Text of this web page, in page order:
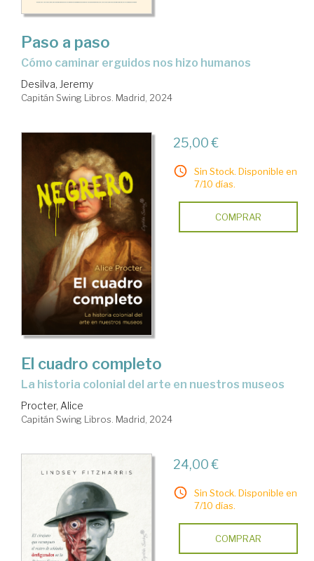
Paso a paso
Cómo caminar erguidos nos hizo humanos
Desilva, Jeremy
Capitán Swing Libros. Madrid, 2024
25,00 €
Sin Stock. Disponible en
7/10 días.
COMPRAR
El cuadro completo
la historia colonial del arte en nuestros museos
Procter, Alice
Capitán Swing Libros. Madrid, 2024
24,00 €
Sin Stock. Disponible en
7/10 días.
COMPRAR